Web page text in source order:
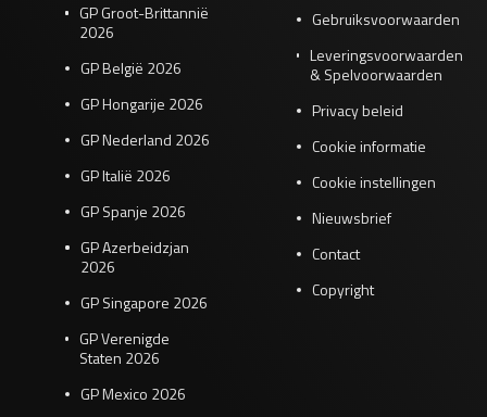
GP Groot-Brittannië
2026
GP België 2026
GP Hongarije 2026
GP Nederland 2026
GP Italië 2026
GP Spanje 2026
GP Azerbeidzjan
2026
GP Singapore 2026
GP Verenigde
Staten 2026
GP Mexico 2026
Gebruiksvoorwaarden
Leveringsvoorwaarden
& Spelvoorwaarden
Privacy beleid
Cookie informatie
Cookie instellingen
Nieuwsbrief
Contact
Copyright